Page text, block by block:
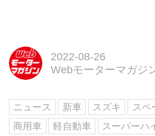
2022-08-26
Webモーターマガジ
ニュース 新車 スズキ スペ
商用車
軽自動車 スーパーハ